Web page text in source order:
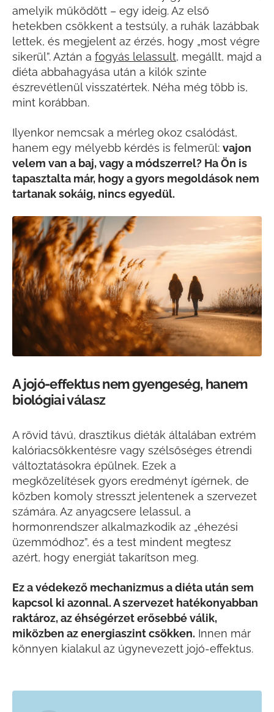
amelyik működött – egy ideig. Az első
hetekben csökkent a testsúly, a ruhák lazábbak
lettek, és megjelent az érzés, hogy „most végre
sikerül”. Aztán a fogyás lelassult, megállt, majd a
diéta abbahagyása után a kilók szinte
észrevétlenül visszatértek. Néha még több is,
mint korábban.
Ilyenkor nemcsak a mérleg okoz csalódást,
hanem egy mélyebb kérdés is felmerül: vajon
velem van a baj, vagy a módszerrel? Ha Ön is
tapasztalta már, hogy a gyors megoldások nem
tartanak sokáig, nincs egyedül.
A jojó-effektus nem gyengeség, hanem
biológiai válasz
A rövid távú, drasztikus diéták általában extrém
kalóriacsökkentésre vagy szélsőséges étrendi
változtatásokra épülnek. Ezek a
megközelítések gyors eredményt ígérnek, de
közben komoly stresszt jelentenek a szervezet
számára. Az anyagcsere lelassul, a
hormonrendszer alkalmazkodik az „éhezési
üzemmódhoz”, és a test mindent megtesz
azért, hogy energiát takarítson meg.
Ez a védekező mechanizmus a diéta után sem
kapcsol ki azonnal. A szervezet hatékonyabban
raktároz, az éhségérzet erősebbé válik,
miközben az energiaszint csökken. Innen már
könnyen kialakul az úgynevezett jojó-effektus.